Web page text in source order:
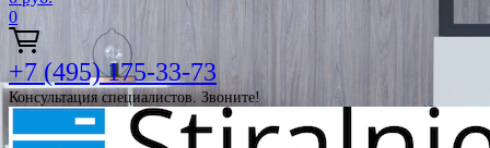
0
+7 (495) 175-33-73
Консультация специалистов. Звоните!